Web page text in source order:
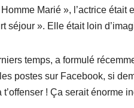
Marié », l’actrice
séjour ». Elle était loin
temps, a formulé
postes sur Facebook, si
! Ça serait énorme